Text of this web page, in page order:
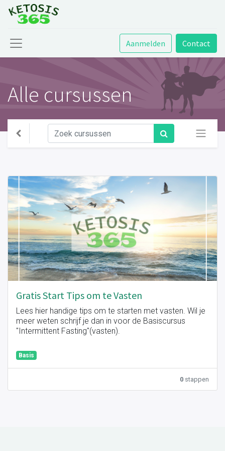
Aanmelden Contact
Alle cursussen
Gratis Start Tips om te Vasten
Lees hier handige tips om te starten met vasten. Wil je
meer weten schrijf je dan in voor de Basiscursus
"Intermittent Fasting"(vasten).
Veel plezier!
Basis
0 stappen